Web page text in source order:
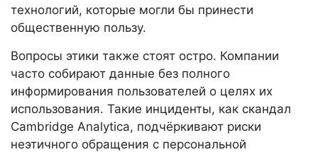
технологий, которые могли бы принести
общественную пользу.
Вопросы этики также стоят остро. Компании
часто собирают данные без полного
информирования пользователей о целях их
использования. Такие инциденты, как скандал
Cambridge Analytica, подчёркивают риски
неэтичного обращения с персональной